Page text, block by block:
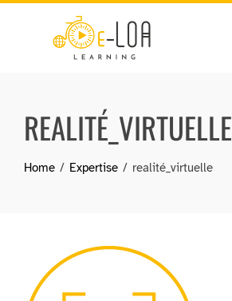
REALITÉ_VIRTUELLE
Home Expertise realité_virtuelle